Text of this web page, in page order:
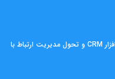
نقش هوش مصنوعی در نرم افزار CRM و تحول مدیریت ارتباط با